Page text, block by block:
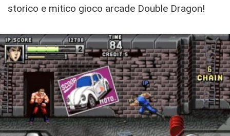
storico e mitico gioco arcade Double Dragon!